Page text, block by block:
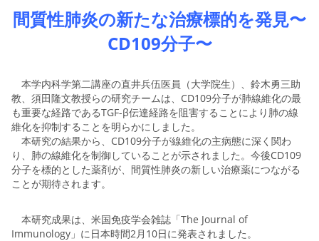
間質性肺炎の新たな治療標的を発見〜
CD109分子〜
本学内科学第二講座の直井兵伍医員（大学院生）、鈴木勇三助
教、須田隆文教授らの研究チームは、CD109分子が肺線維化の最
も重要な経路であるTGF-β伝達経路を阻害することにより肺の線
維化を抑制することを明らかにしました。
本研究の結果から、CD109分子が線維化の主病態に深く関わ
り、肺の線維化を制御していることが示されました。今後CD109
分子を標的とした薬剤が、間質性肺炎の新しい治療薬につながる
ことが期待されます。
本研究成果は、米国免疫学会雑誌「The Journal of
Immunology」に日本時間2月10日に発表されました。